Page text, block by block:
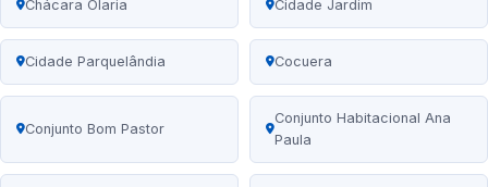
Chácara Olaria Cidade Jardim
Cidade Parquelândia Cocuera
Conjunto Bom Pastor
Conjunto Habitacional Ana
Paula